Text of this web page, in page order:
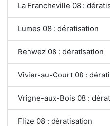
La Francheville 08 :
Lumes 08 : dératisation
Renwez 08 : dératisation
Vivier-au-Court 08 :
Vrigne-aux-Bois 08 :
Flize 08 : dératisation